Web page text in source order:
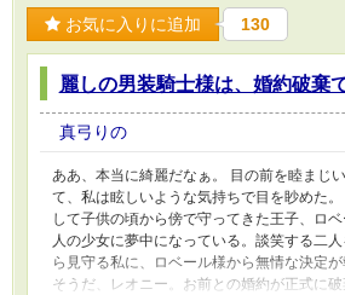
お気に入りに追加 130
麗しの男装騎士様は、婚約破棄
真弓りの
ああ、本当に綺麗だなぁ。 目の前を睦まじ
て、私は眩しいような気持ちで目を眇めた
して子供の頃から傍で守ってきた王子、ロ
人の少女に夢中になっている。談笑する二
ら見守る私に、ロベール様から無情な決定
そうだ、レオニー。お前との婚約が正式に